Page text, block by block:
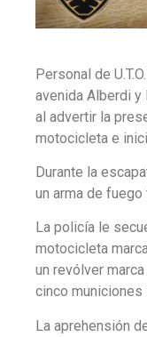
Personal de
avenida Alberdi y
al advertir la
motocicleta e
Durante la
un arma de
La policía le
motocicleta
un revólver
cinco municiones
La aprehensión